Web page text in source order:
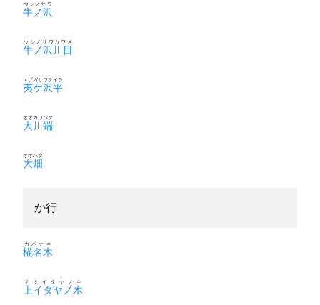
牛ノ沢
ウシノサワ
牛ノ沢川目
ウシノサワカワメ
夷ケ沢平
エゾガサワタイラ
大川端
オオカワバタ
大畑
オオハタ
か行
椛名木
カバナキ
上イタヤノ木
カミイタヤノキ